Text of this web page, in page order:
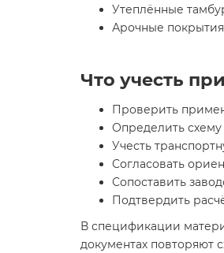
Утеплённые
Арочные
Что учесть
Проверить
Определить
Учесть
Согласовать
Сопоставить
Подтвердить
В спецификации
документах повторяют